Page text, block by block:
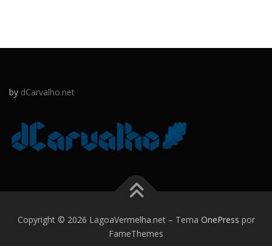
by dCarvalho.net
Copyright © 2026 LagoaVermelha.net – Tema OnePress por
FameThemes